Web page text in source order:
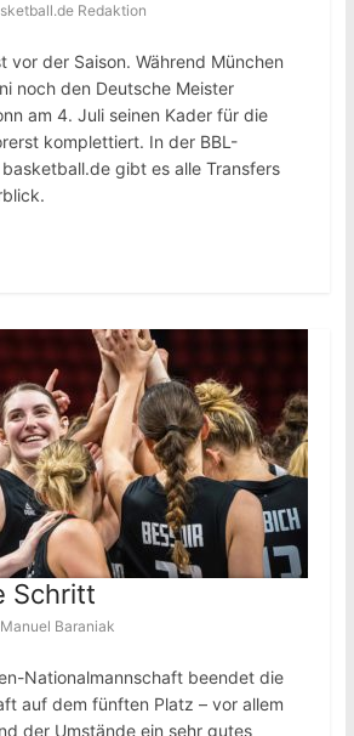
Redaktion
vor der Saison. Während München
noch den Deutsche Meister
am 4. Juli seinen Kader für die
komplettiert. In der BBL-
gibt es alle Transfers
Schritt
Manuel Baraniak
Nationalmannschaft beendet die
auf dem fünften Platz – vor allem
der Umstände ein sehr gutes